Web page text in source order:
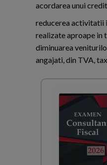
acordarea unui
reducerea activitatii
realizate aproape in
diminuarea
angajati, din TVA,